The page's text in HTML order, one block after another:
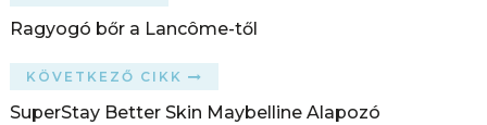
Ragyogó bőr a Lancôme-től
KÖVETKEZŐ CIKK
SuperStay Better Skin Maybelline Alapozó